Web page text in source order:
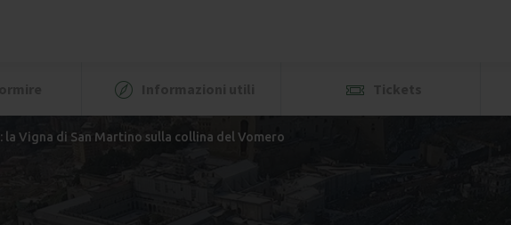
la Vigna di San Martino sulla collina del Vomero